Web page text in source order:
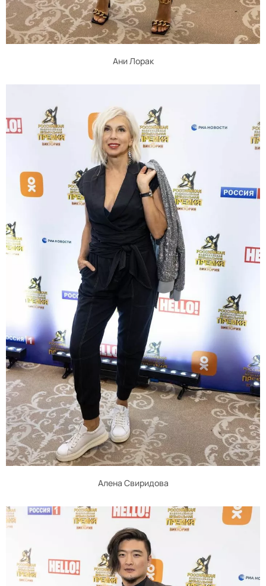
Ани Лорак
Алена Свиридова